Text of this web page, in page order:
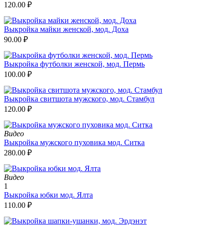
120.00 ₽
Выкройка майки женской, мод. Доха
90.00 ₽
Выкройка футболки женской, мод. Пермь
100.00 ₽
Выкройка свитшота мужского, мод. Стамбул
120.00 ₽
Видео
Выкройка мужского пуховика мод. Ситка
280.00 ₽
Видео
1
Выкройка юбки мод. Ялта
110.00 ₽